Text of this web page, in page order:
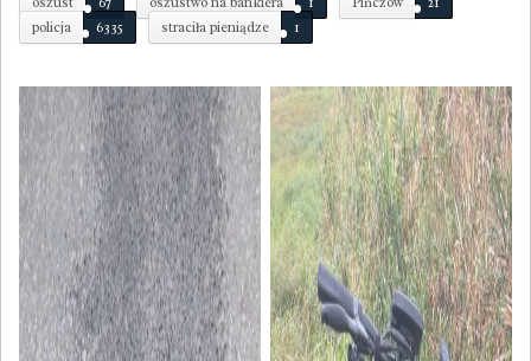
policja
6335 straciła pieniądze 1